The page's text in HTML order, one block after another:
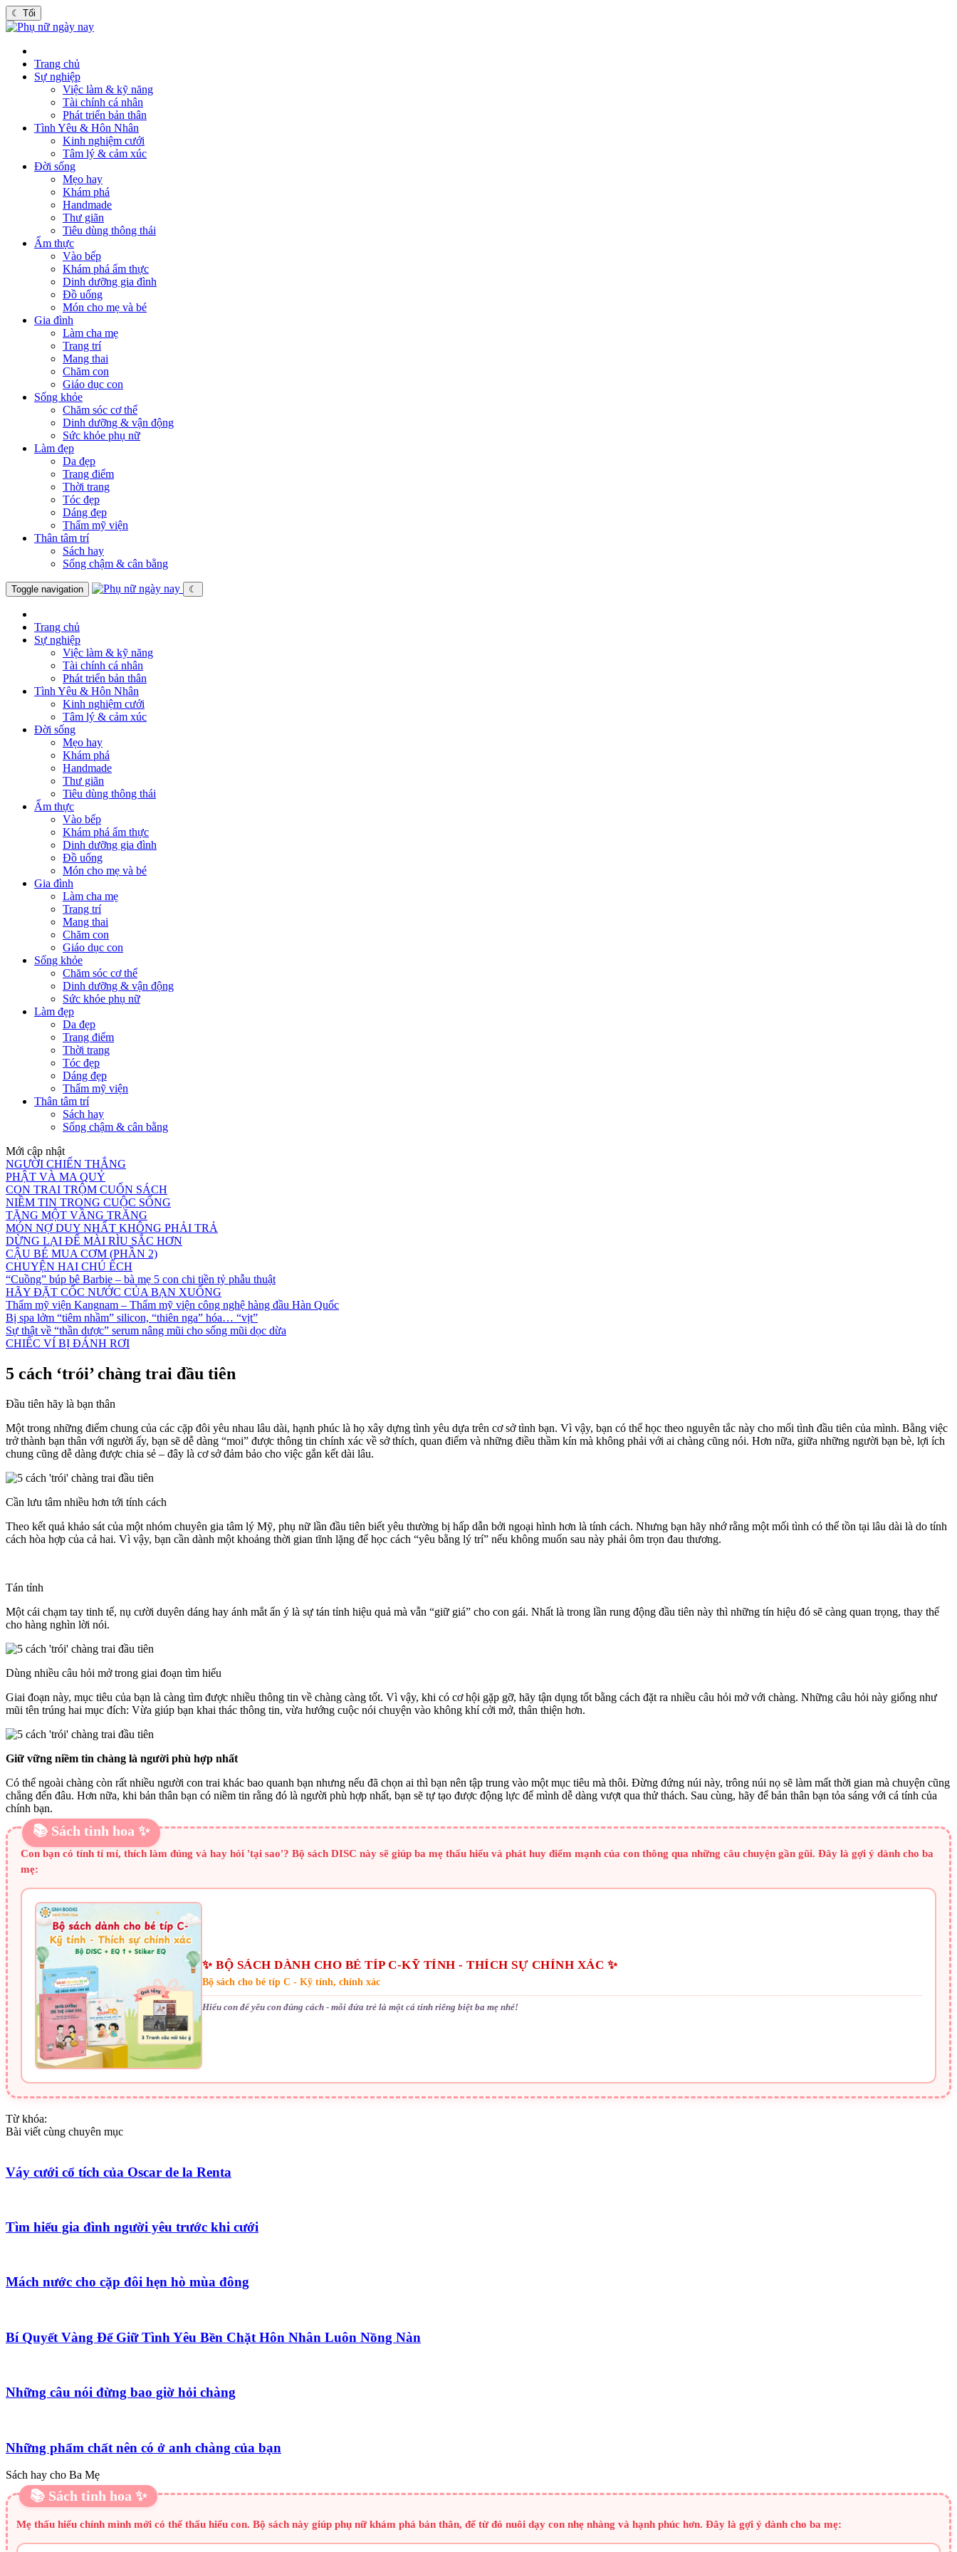
☾ Tối
Trang chủ
Sự nghiệp
Việc làm & kỹ năng
Tài chính cá nhân
Phát triển bản thân
Tình Yêu & Hôn Nhân
Kinh nghiệm cưới
Tâm lý & cảm xúc
Đời sống
Mẹo hay
Khám phá
Handmade
Thư giãn
Tiêu dùng thông thái
Ẩm thực
Vào bếp
Khám phá ẩm thực
Dinh dưỡng gia đình
Đồ uống
Món cho mẹ và bé
Gia đình
Làm cha mẹ
Trang trí
Mang thai
Chăm con
Giáo dục con
Sống khỏe
Chăm sóc cơ thể
Dinh dưỡng & vận động
Sức khỏe phụ nữ
Làm đẹp
Da đẹp
Trang điểm
Thời trang
Tóc đẹp
Dáng đẹp
Thẩm mỹ viện
Thân tâm trí
Sách hay
Sống chậm & cân bằng
Toggle navigation ☾
Trang chủ
Sự nghiệp
Việc làm & kỹ năng
Tài chính cá nhân
Phát triển bản thân
Tình Yêu & Hôn Nhân
Kinh nghiệm cưới
Tâm lý & cảm xúc
Đời sống
Mẹo hay
Khám phá
Handmade
Thư giãn
Tiêu dùng thông thái
Ẩm thực
Vào bếp
Khám phá ẩm thực
Dinh dưỡng gia đình
Đồ uống
Món cho mẹ và bé
Gia đình
Làm cha mẹ
Trang trí
Mang thai
Chăm con
Giáo dục con
Sống khỏe
Chăm sóc cơ thể
Dinh dưỡng & vận động
Sức khỏe phụ nữ
Làm đẹp
Da đẹp
Trang điểm
Thời trang
Tóc đẹp
Dáng đẹp
Thẩm mỹ viện
Thân tâm trí
Sách hay
Sống chậm & cân bằng
Mới cập nhật
NGƯỜI CHIẾN THẮNG
PHẬT VÀ MA QUỶ
CON TRAI TRỘM CUỐN SÁCH
NIỀM TIN TRONG CUỘC SỐNG
TẶNG MỘT VẦNG TRĂNG
MÓN NỢ DUY NHẤT KHÔNG PHẢI TRẢ
DỪNG LẠI ĐỂ MÀI RÌU SẮC HƠN
CẬU BÉ MUA CƠM (PHẦN 2)
CHUYỆN HAI CHÚ ẾCH
“Cuồng” búp bê Barbie – bà mẹ 5 con chi tiền tỷ phẫu thuật
HÃY ĐẶT CỐC NƯỚC CỦA BẠN XUỐNG
Thẩm mỹ viện Kangnam – Thẩm mỹ viện công nghệ hàng đầu Hàn Quốc
Bị spa lởm “tiêm nhầm” silicon, “thiên nga” hóa… “vịt”
Sự thật về “thần dược” serum nâng mũi cho sống mũi dọc dừa
CHIẾC VÍ BỊ ĐÁNH RƠI
5 cách ‘trói’ chàng trai đầu tiên
Đầu tiên hãy là bạn thân
Một trong những điểm chung của các cặp đôi yêu nhau lâu dài, hạnh phúc là họ xây dựng tình yêu dựa trên cơ sở tình bạn. Vì vậy, bạn có thể học theo nguyên tắc này cho mối tình đầu tiên của mình. Bằng việc
trở thành bạn thân với người ấy, bạn sẽ dễ dàng “moi” được thông tin chính xác về sở thích, quan điểm và những điều thầm kín mà không phải với ai chàng cũng nói. Hơn nữa, giữa những người bạn bè, lợi ích
chung cũng dễ dàng được chia sẻ – đây là cơ sở đảm bảo cho việc gắn kết dài lâu.
Cần lưu tâm nhiều hơn tới tính cách
Theo kết quả khảo sát của một nhóm chuyên gia tâm lý Mỹ, phụ nữ lần đầu tiên biết yêu thường bị hấp dẫn bởi ngoại hình hơn là tính cách. Nhưng bạn hãy nhớ rằng một mối tình có thể tồn tại lâu dài là do tính
cách hòa hợp của cả hai. Vì vậy, bạn cần dành một khoảng thời gian tĩnh lặng để học cách “yêu bằng lý trí” nếu không muốn sau này phải ôm trọn đau thương.
Tán tỉnh
Một cái chạm tay tinh tế, nụ cười duyên dáng hay ánh mắt ẩn ý là sự tán tỉnh hiệu quả mà vẫn “giữ giá” cho con gái. Nhất là trong lần rung động đầu tiên này thì những tín hiệu đó sẽ càng quan trọng, thay thế
cho hàng nghìn lời nói.
Dùng nhiều câu hỏi mở trong giai đoạn tìm hiểu
Giai đoạn này, mục tiêu của bạn là càng tìm được nhiều thông tin về chàng càng tốt. Vì vậy, khi có cơ hội gặp gỡ, hãy tận dụng tốt bằng cách đặt ra nhiều câu hỏi mở với chàng. Những câu hỏi này giống như
mũi tên trúng hai mục đích: Vừa giúp bạn khai thác thông tin, vừa hướng cuộc nói chuyện vào không khí cởi mở, thân thiện hơn.
Giữ vững niềm tin chàng là người phù hợp nhất
Có thể ngoài chàng còn rất nhiều người con trai khác bao quanh bạn nhưng nếu đã chọn ai thì bạn nên tập trung vào một mục tiêu mà thôi. Đừng đứng núi này, trông núi nọ sẽ làm mất thời gian mà chuyện cũng
chẳng đến đâu. Hơn nữa, khi bản thân bạn có niềm tin rằng đó là người phù hợp nhất, bạn sẽ tự tạo được động lực để mình dễ dàng vượt qua thử thách. Sau cùng, hãy để bản thân bạn tỏa sáng với cá tính của
chính bạn.
📚 Sách tinh hoa ✨
Con bạn có tính tỉ mỉ, thích làm đúng và hay hỏi 'tại sao'? Bộ sách DISC này sẽ giúp ba mẹ thấu hiểu và phát huy điểm mạnh của con thông qua những câu chuyện gần gũi. Đây là gợi ý dành cho ba
mẹ:
✨ BỘ SÁCH DÀNH CHO BÉ TÍP C-KỸ TÍNH - THÍCH SỰ CHÍNH XÁC ✨
Bộ sách cho bé típ C - Kỹ tính, chính xác
Hiểu con để yêu con đúng cách - mỗi đứa trẻ là một cá tính riêng biệt ba mẹ nhé!
Từ khóa:
Bài viết cùng chuyên mục
Váy cưới cổ tích của Oscar de la Renta
Tìm hiểu gia đình người yêu trước khi cưới
Mách nước cho cặp đôi hẹn hò mùa đông
Bí Quyết Vàng Để Giữ Tình Yêu Bền Chặt Hôn Nhân Luôn Nồng Nàn
Những câu nói đừng bao giờ hỏi chàng
Những phẩm chất nên có ở anh chàng của bạn
Sách hay cho Ba Mẹ
📚 Sách tinh hoa ✨
Mẹ thấu hiểu chính mình mới có thể thấu hiểu con. Bộ sách này giúp phụ nữ khám phá bản thân, để từ đó nuôi dạy con nhẹ nhàng và hạnh phúc hơn. Đây là gợi ý dành cho ba mẹ: